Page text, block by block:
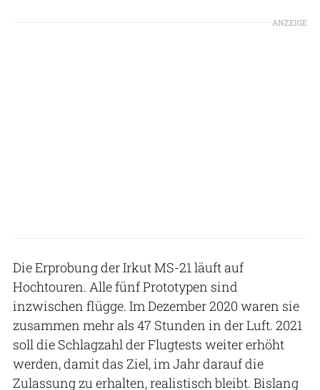
ANZEIGE
Die Erprobung der Irkut MS-21 läuft auf
Hochtouren. Alle fünf Prototypen sind
inzwischen flügge. Im Dezember 2020 waren sie
zusammen mehr als 47 Stunden in der Luft. 2021
soll die Schlagzahl der Flugtests weiter erhöht
werden, damit das Ziel, im Jahr darauf die
Zulassung zu erhalten, realistisch bleibt. Bislang